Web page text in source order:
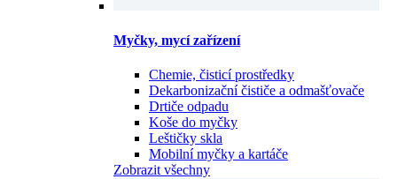
Myčky, mycí zařízení
Chemie, čisticí prostředky
Dekarbonizační čističe a odmašťovače
Drtiče odpadu
Koše do myčky
Leštičky skla
Mobilní myčky a kartáče
Zobrazit všechny